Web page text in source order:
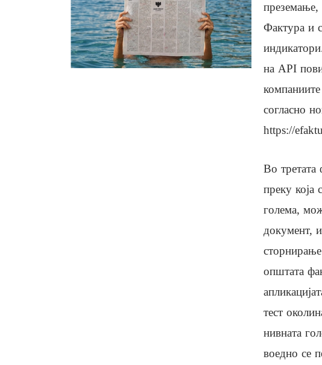
Фактура и
на API
согласно
https://
Во третата
преку која
голема,
документ,
општата
тест
нивната
воедно се